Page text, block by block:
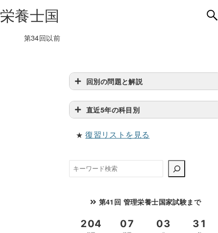
第34回以前
回別の問題と解説
直近5年の科目別
★復習リストを見る
検
索
第41回 管理栄養士国家試験まで